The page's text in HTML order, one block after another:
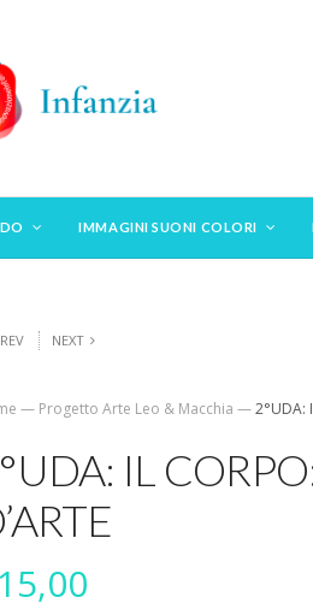
IMMAGINI SUONI COLORI
NEXT
— Progetto Arte Leo & Macchia​ —2°UDA:
IL
15,00